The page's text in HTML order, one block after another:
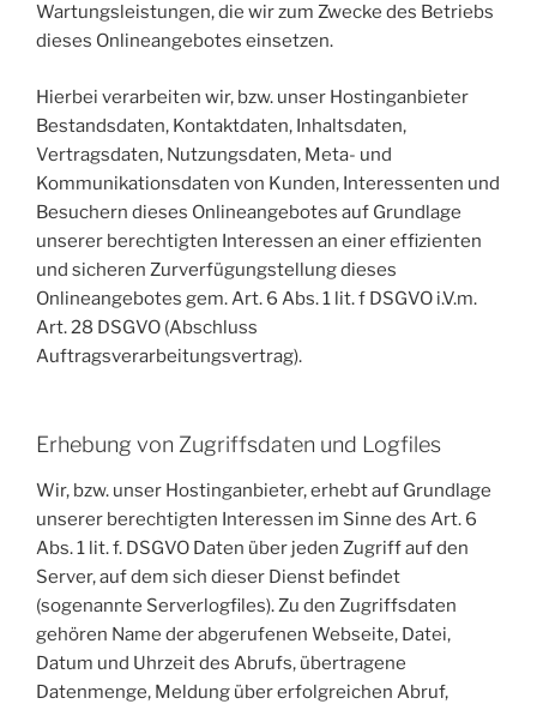
Wartungsleistungen, die wir zum Zwecke des Betriebs
dieses Onlineangebotes einsetzen.
Hierbei verarbeiten wir, bzw. unser Hostinganbieter
Bestandsdaten, Kontaktdaten, Inhaltsdaten,
Vertragsdaten, Nutzungsdaten, Meta- und
Kommunikationsdaten von Kunden, Interessenten und
Besuchern dieses Onlineangebotes auf Grundlage
unserer berechtigten Interessen an einer effizienten
und sicheren Zurverfügungstellung dieses
Onlineangebotes gem. Art. 6 Abs. 1 lit. f DSGVO i.V.m.
Art. 28 DSGVO (Abschluss
Auftragsverarbeitungsvertrag).
Erhebung von Zugriffsdaten und Logfiles
Wir, bzw. unser Hostinganbieter, erhebt auf Grundlage
unserer berechtigten Interessen im Sinne des Art. 6
Abs. 1 lit. f. DSGVO Daten über jeden Zugriff auf den
Server, auf dem sich dieser Dienst befindet
(sogenannte Serverlogfiles). Zu den Zugriffsdaten
gehören Name der abgerufenen Webseite, Datei,
Datum und Uhrzeit des Abrufs, übertragene
Datenmenge, Meldung über erfolgreichen Abruf,